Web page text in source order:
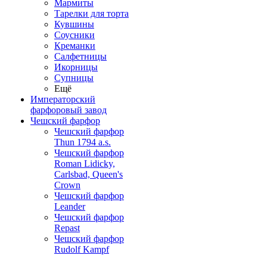
Мармиты
Тарелки для торта
Кувшины
Соусники
Креманки
Салфетницы
Икорницы
Супницы
Ещё
Императорский
фарфоровый завод
Чешский фарфор
Чешский фарфор
Thun 1794 a.s.
Чешский фарфор
Roman Lidicky,
Carlsbad, Queen's
Crown
Чешский фарфор
Leander
Чешский фарфор
Repast
Чешский фарфор
Rudolf Kampf